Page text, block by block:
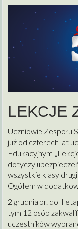
LEKCJE
Uczniowie Zespołu
już od czterech lat
Edukacyjnym
dotyczy
wszystkie klasy
Ogółem w
2 grudnia br. do I
tym 12 osób
uczestników